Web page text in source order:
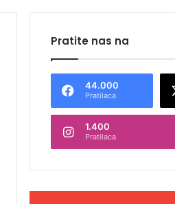
Pratite nas na
44.000
Pratilaca
1.400
Pratilaca